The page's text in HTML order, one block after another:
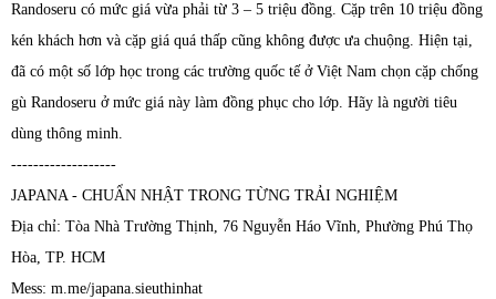
Randoseru có mức giá vừa phải từ 3 – 5 triệu đồng. Cặp trên 10 triệu đồng
kén khách hơn và cặp giá quá thấp cũng không được ưa chuộng. Hiện tại,
đã có một số lớp học trong các trường quốc tế ở Việt Nam chọn cặp chống
gù Randoseru ở mức giá này làm đồng phục cho lớp. Hãy là người tiêu
dùng thông minh.
-------------------
JAPANA - CHUẨN NHẬT TRONG TỪNG TRẢI NGHIỆM
Địa chỉ: Tòa Nhà Trường Thịnh, 76 Nguyễn Háo Vĩnh, Phường Phú Thọ
Hòa, TP. HCM
Mess: m.me/japana.sieuthinhat